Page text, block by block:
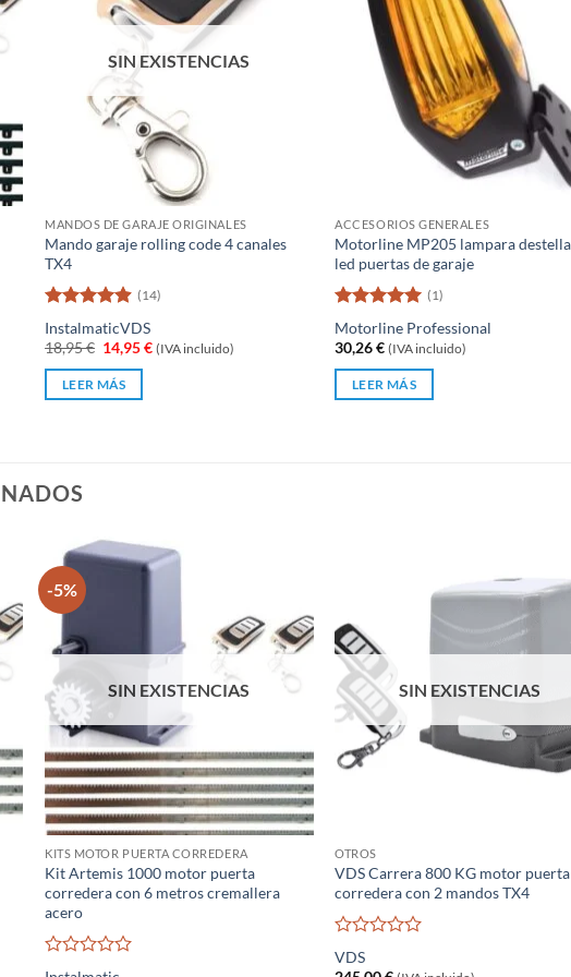
SIN EXISTENCIAS
MANDOS DE GARAJE ORIGINALES
Mando garaje rolling code 4 canales
TX4
Valorado
con4.86
de 5
(14)
InstalmaticVDS
18,95€ El
precio
original
era:
14,95€El
precio
(IVA incluido)
LEER MÁS
ACCESORIOS GENERALES
Motorline MP205 lampara
led puertas de garaje
Valorado
con5 de 5
(1)
Motorline Professional
30,26€ (IVA incluido)
LEER MÁS
-5%
SIN EXISTENCIAS
KITS MOTOR PUERTA CORREDERA
Kit Artemis 1000 motor puerta
corredera con 6 metros cremallera
acero
Valorado
SIN EXISTENCIAS
OTROS
VDS Carrera 800 KG motor puerta
corredera con 2 mandos TX4
Valorado
con
VDS